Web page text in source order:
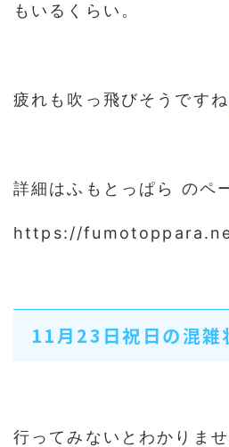
もいるくらい。
疲れも吹っ飛びそうですね
詳細はふもとっぱら のペ
https://
11月23日祝日の混雑
行ってみないとわかりま